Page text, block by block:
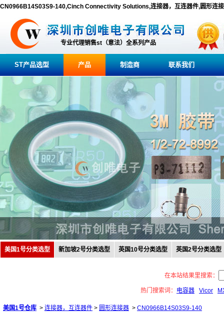
CN0966B14S03S9-140,Cinch Connectivity Solutions,连接器，互连器件,圆形连
专业代理销售st（意法）全系列产品
ST产品选型 产品 制造商 联系我们
美国1号分类选型 新加坡2号分类选型 英国10号分类选型 英国2号分类选型
在本站结果里搜索：
热门搜索词： 电容器 Vicor
美国1号仓库 > 连接器，互连器件 > 圆形连接器 > CN0966B14S03S9-140